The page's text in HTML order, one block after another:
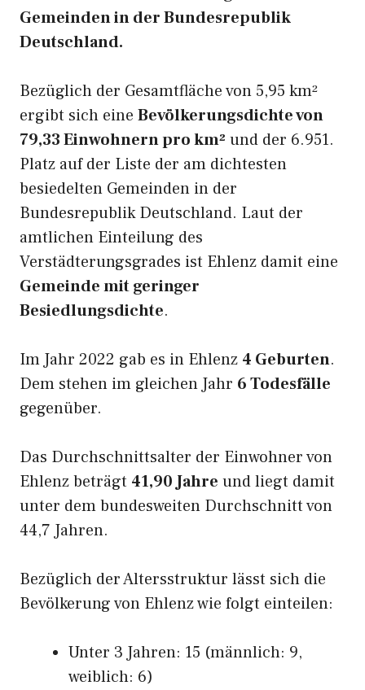
Gemeinden in der Bundesrepublik
Deutschland.
Bezüglich der Gesamtfläche von 5,95 km²
ergibt sich eine Bevölkerungsdichte von
79,33 Einwohnern pro km² und der 6.951.
Platz auf der Liste der am dichtesten
besiedelten Gemeinden in der
Bundesrepublik Deutschland. Laut der
amtlichen Einteilung des
Verstädterungsgrades ist Ehlenz damit eine
Gemeinde mit geringer
Besiedlungsdichte.
Im Jahr 2022 gab es in Ehlenz 4 Geburten.
Dem stehen im gleichen Jahr 6 Todesfälle
gegenüber.
Das Durchschnittsalter der Einwohner von
Ehlenz beträgt 41,90 Jahre und liegt damit
unter dem bundesweiten Durchschnitt von
44,7 Jahren.
Bezüglich der Altersstruktur lässt sich die
Bevölkerung von Ehlenz wie folgt einteilen:
Unter 3 Jahren: 15 (männlich: 9,
weiblich: 6)